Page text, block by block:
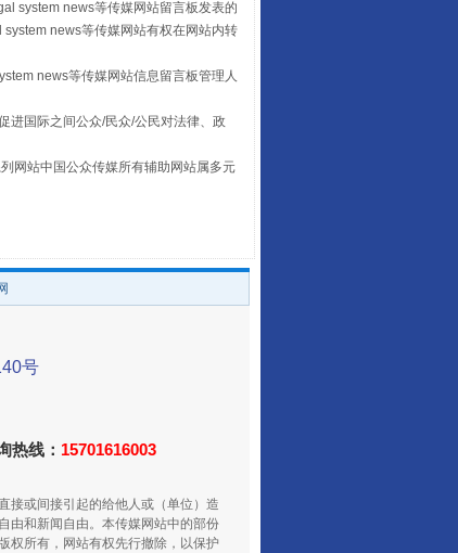
坝州三大球赛在茂县开幕
大学科技园优化重塑工作
system news等传媒网站留言板发表的
news等传媒网站有权在网站内转
news等传媒网站信息留言板管理人
进国际之间公众/民众/公民对法律、政
网站中国公众传媒所有辅助网站属多元
号
热线： 15701616003
接或间接引起的给他人或（单位）造
由和新闻自由。本传媒网站中的部份
权所有，网站有权先行撤除，以保护